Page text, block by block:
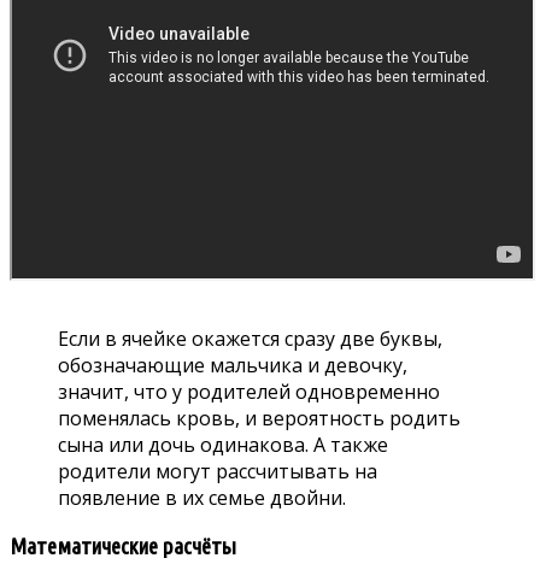
Если в ячейке окажется сразу две буквы,
обозначающие мальчика и девочку,
значит, что у родителей одновременно
поменялась кровь, и вероятность родить
сына или дочь одинакова. А также
родители могут рассчитывать на
появление в их семье двойни.
Математические расчёты